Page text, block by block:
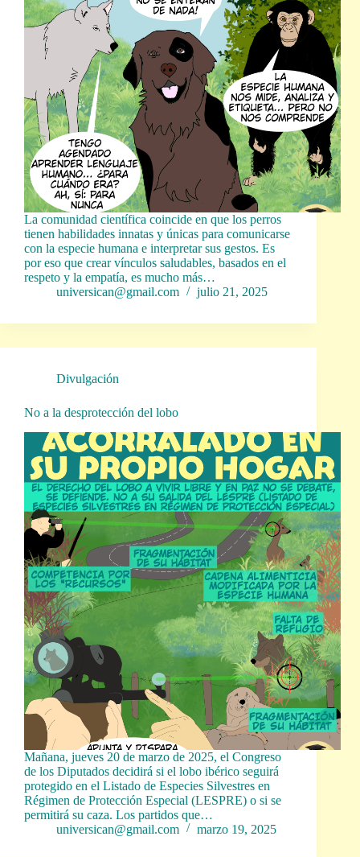
La comunidad científica coincide en que los perros
tienen habilidades innatas y únicas para comunicarse
con la especie humana e interpretar sus gestos. Es
por eso que crear vínculos saludables, basados en el
respeto y la empatía, es mucho más…
universican@gmail.com
julio 21, 2025
Divulgación
No a la desprotección del lobo
Mañana, jueves 20 de marzo de 2025, el Congreso
de los Diputados decidirá si el lobo ibérico seguirá
protegido en el Listado de Especies Silvestres en
Régimen de Protección Especial (LESPRE) o si se
permitirá su caza. Los partidos que…
universican@gmail.com
marzo 19, 2025